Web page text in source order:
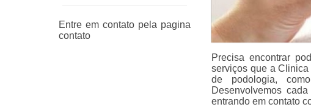
Precisa encontrar
serviços que a
de podologia,
Desenvolvemos
entrando em contato